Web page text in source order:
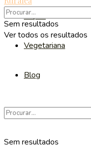
Sopas
Vegetariana
Blog
Sem resultados
Sem resultados
Ver todos os resultados